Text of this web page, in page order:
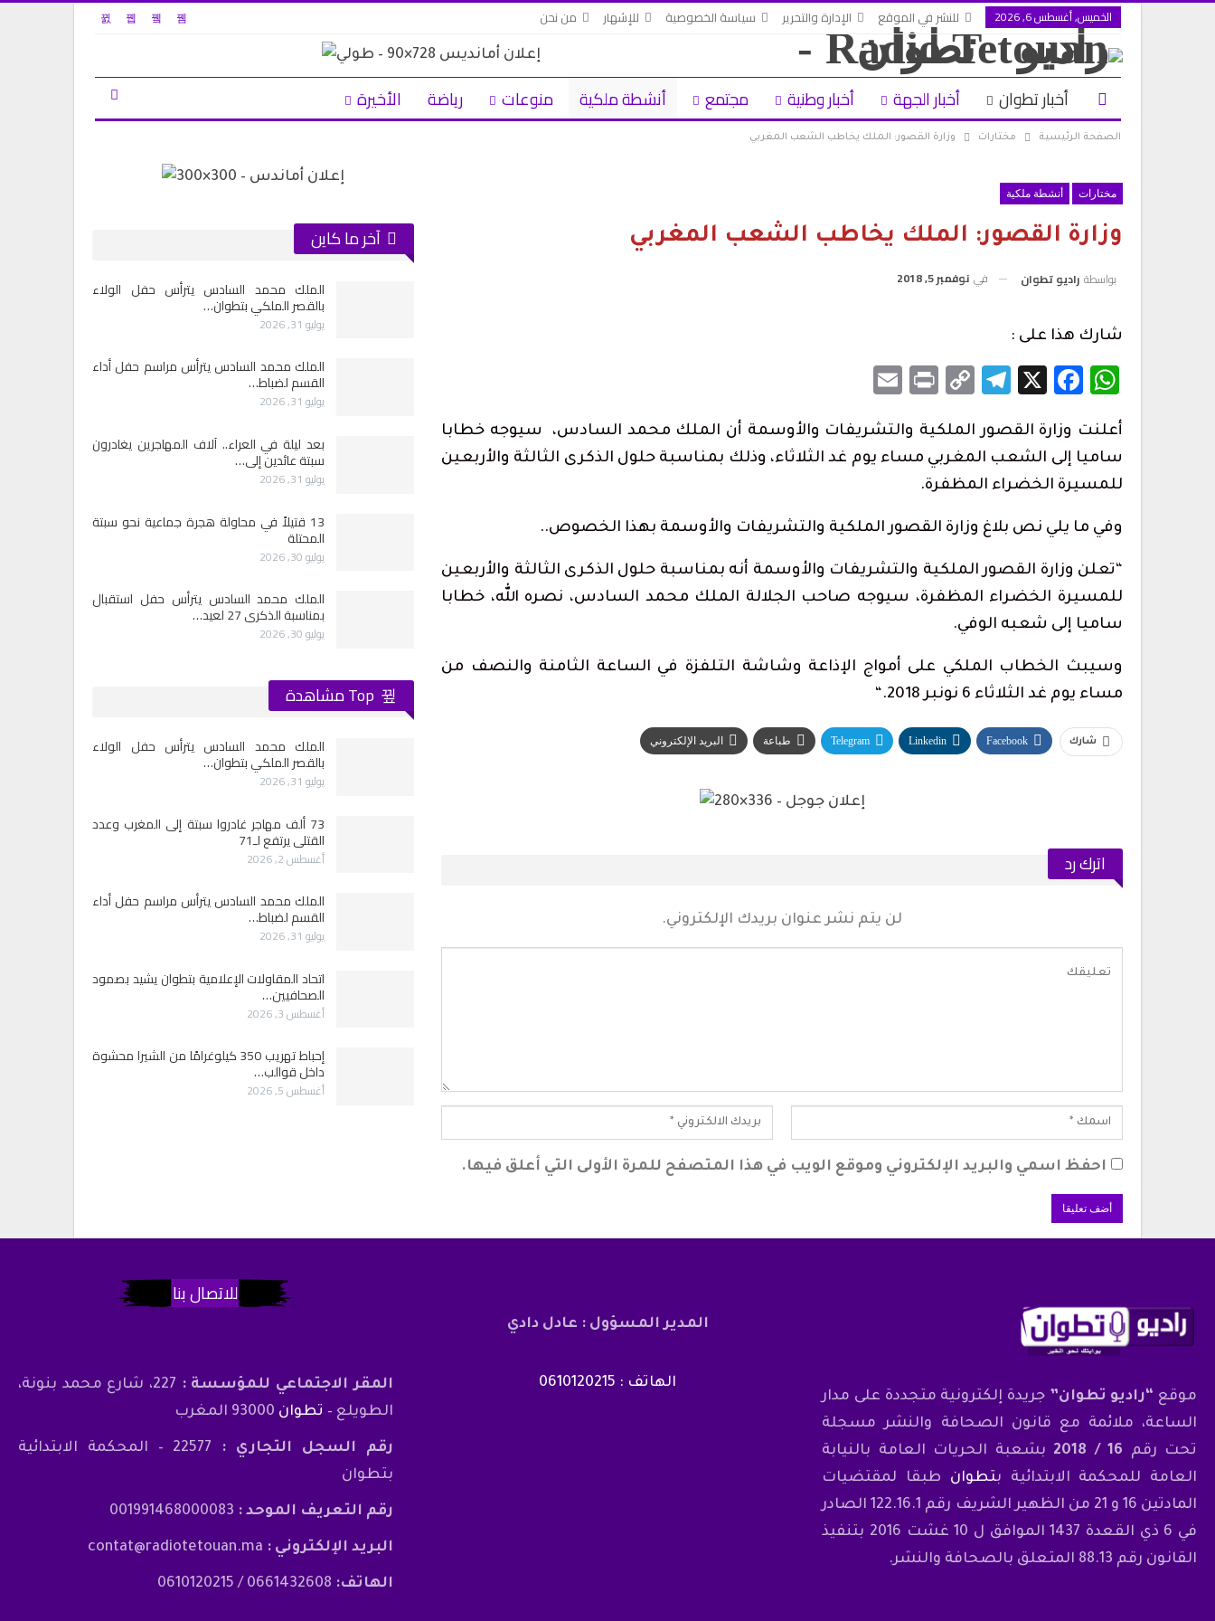
الخميس, أغسطس 6, 2026 للنشر في الموقع الإدارة والتحرير سياسة الخصوصية للإشهار من نحن
أخبار تطوان أخبار الجهة أخبار وطنية مجتمع أنشطة ملكية منوعات رياضة الأخيرة
الصفحة الرئيسية مختارات وزارة القصور: الملك يخاطب الشعب المغربي
مختارات أنشطة ملكية
وزارة القصور: الملك يخاطب الشعب المغربي
بواسطة راديو تطوان في نوفمبر 5, 2018
شارك هذا على :
WhatsApp
Facebook
X
Telegram
Copy
Print
أعلنت وزارة القصور الملكية والتشريفات والأوسمة أن الملك محمد السادس، سيوجه خطابا
ساميا إلى الشعب المغربي مساء يوم غد الثلاثاء، وذلك بمناسبة حلول الذكرى الثالثة والأربعين
للمسيرة الخضراء المظفرة.
وفي ما يلي نص بلاغ وزارة القصور الملكية والتشريفات والأوسمة بهذا الخصوص..
“تعلن وزارة القصور الملكية والتشريفات والأوسمة أنه بمناسبة حلول الذكرى الثالثة والأربعين
للمسيرة الخضراء المظفرة، سيوجه صاحب الجلالة الملك محمد السادس، نصره الله، خطابا
ساميا إلى شعبه الوفي.
وسيبث الخطاب الملكي على أمواج الإذاعة وشاشة التلفزة في الساعة الثامنة والنصف من
مساء يوم غد الثلاثاء 6 نونبر 2018
“.
شارك Facebook
Linkedin
Telegram طباعة البريد الإلكتروني
اترك رد
لن يتم نشر عنوان بريدك الإلكتروني.
احفظ اسمي والبريد الإلكتروني وموقع الويب في هذا المتصفح للمرة الأولى التي أعلق فيها.
آخر ما كاين
أحكام بالحبس في حق سائقي سيارات أجرة
بتطوان على خلفية أحداث…
أغسطس 5, 2026
الحرس المدني بسبتة المحتلة يطلق قناة
تواصل للإبلاغ عن…
أغسطس 5, 2026
إحباط تهريب 350 كيلوغرامًا من الشيرا محشوة
داخل قوالب…
ولاية أمن طنجة تنجح في توقيف فرنسي
مبحوث عنه دوليًا بتهمة…
أغسطس 4, 2026
73 ألف مهاجر غادروا سبتة إلى المغرب وعدد
القتلى يرتفع لـ71
«تطوان ما فيها والو».. هل فعلاً لا تملك
المدينة شيئاً؟
ارتفاع حصيلة ضحايا محاولة اقتحام سبتة إلى 20
الملك محمد السادس يترأس حفل الولاء
بالقصر الملكي بتطوان…
يوليو 31, 2026
الملك محمد السادس يترأس مراسم حفل أداء
القسم لضباط…
يوليو 31, 2026
بعد ليلة في العراء.. آلاف المهاجرين يغادرون
سبتة عائدين إلى…
يوليو 31, 2026
13 قتيلاً في محاولة هجرة جماعية نحو سبتة
المحتلة
يوليو 30, 2026
الملك محمد السادس يترأس حفل استقبال
بمناسبة الذكرى 27 لعيد…
يوليو 30, 2026
ولاية أمن طنجة تنجح في توقيف فرنسي
مبحوث عنه دوليًا بتهمة…
أحكام بالحبس في حق سائقي سيارات أجرة
بتطوان على خلفية أحداث…
جثة بمصلحة الطب…
يوليو 31, 2026
الملك محمد السادس يترأس حفل الولاء
بالقصر الملكي بتطوان…
يوليو 31, 2026
73 ألف مهاجر غادروا سبتة إلى المغرب وعدد
القتلى يرتفع لـ71
أغسطس 2, 2026
الملك محمد السادس يترأس مراسم حفل أداء
القسم لضباط…
يوليو 31, 2026
اتحاد المقاولات الإعلامية بتطوان يشيد بصمود
الصحافيين…
أغسطس 3, 2026
إحباط تهريب 350 كيلوغرامًا من الشيرا محشوة
داخل قوالب…
أغسطس 5, 2026
موقع “راديو تطوان” جريدة إلكترونية متجددة على مدار
الساعة، ملائمة مع قانون الصحافة والنشر مسجلة
تحت رقم 16 / 2018
بشعبة الحريات العامة بالنيابة
العامة للمحكمة الابتدائية بتطوان طبقا لمقتضيات
المادتين 16 و 21 من الظهير الشريف رقم 122.16.1 الصادر
في 6 ذي القعدة 1437 الموافق ل 10 غشت 2016 بتنفيذ
القانون رقم 88.13 المتعلق بالصحافة والنشر.
المدير المسؤول : عادل دادي
الهاتف : 0610120215
للاتصال بنا
المقر الاجتماعي للمؤسسة :
227، شارع محمد بنونة،
الطويلع – تطوان
رقم السجل التجاري :
22577 – المحكمة الابتدائية
بتطوان
رقم التعريف الموحد : 001991468000083
البريد الإلكتروني : contat@radiotetouan.ma
الهاتف: 0661432608 / 0610120215